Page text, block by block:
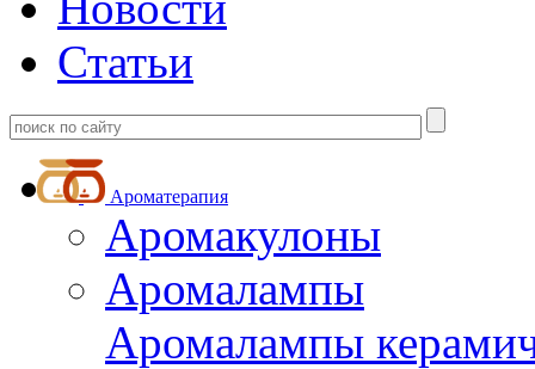
Статьи
Ароматерапия
Аромакулоны
Аромалампы
Aромалампы